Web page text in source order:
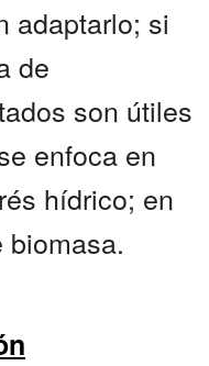
adaptarlo; si
de
son útiles
enfoca en
hídrico; en
biomasa.